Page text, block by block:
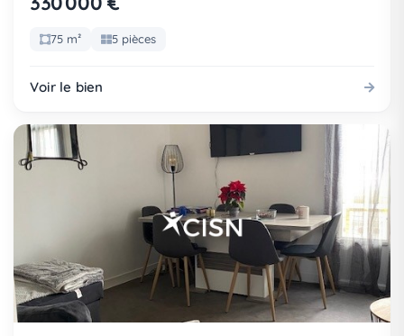
75 m² 5 pièces
Voir le bien